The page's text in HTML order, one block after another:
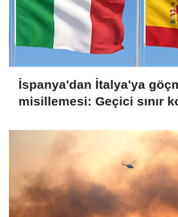
İspanya'dan İtalya'ya
misillemesi: Geçici sınır